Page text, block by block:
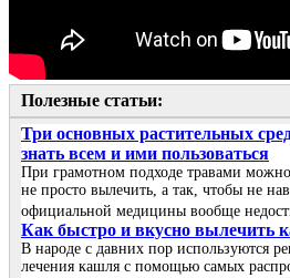
Полезные статьи:
Три основных растительных
знать всем и ими пользоваться
При грамотном подходе травами
не просто вылечить, а так, чтобы не
официальной медицины вообще
Как быстро и вкусно вылечить
В народе с давних пор используются
лечения кашля с помощью самых